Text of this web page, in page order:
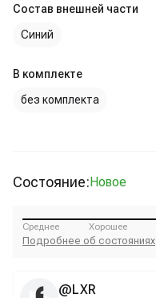
Состав внешней части
Синий
В комплекте
без комплекта
Состояние:Новое
Среднее Хорошее
Подробнее об состояниях
@LXR